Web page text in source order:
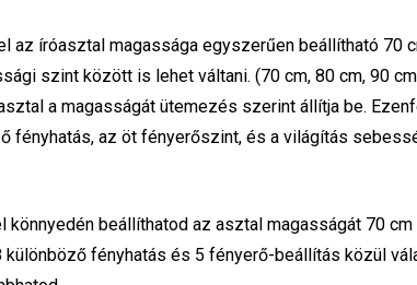
az íróasztal magassága egyszerűen beállítható 70
szint között is lehet váltani. (70 cm, 80 cm, 90
a magasságát ütemezés szerint állítja be.
fényhatás, az öt fényerőszint, és a világítás
beállíthatod az asztal magasságát 70
fényhatás és 5 fényerő-beállítás közül